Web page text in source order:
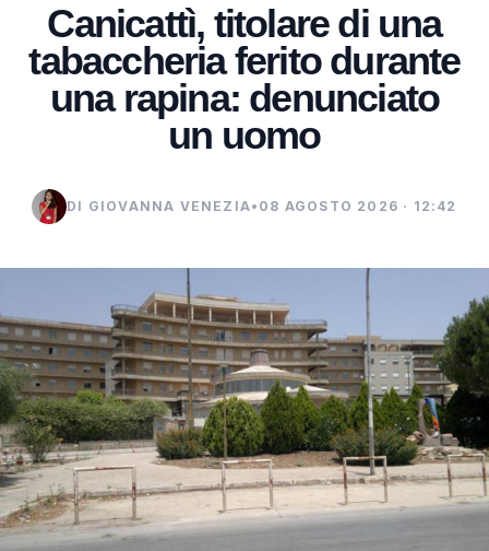
Canicattì, titolare di una
tabaccheria ferito durante
una rapina: denunciato
un uomo
DI GIOVANNA VENEZIA• 08 AGOSTO 2026 · 12:42